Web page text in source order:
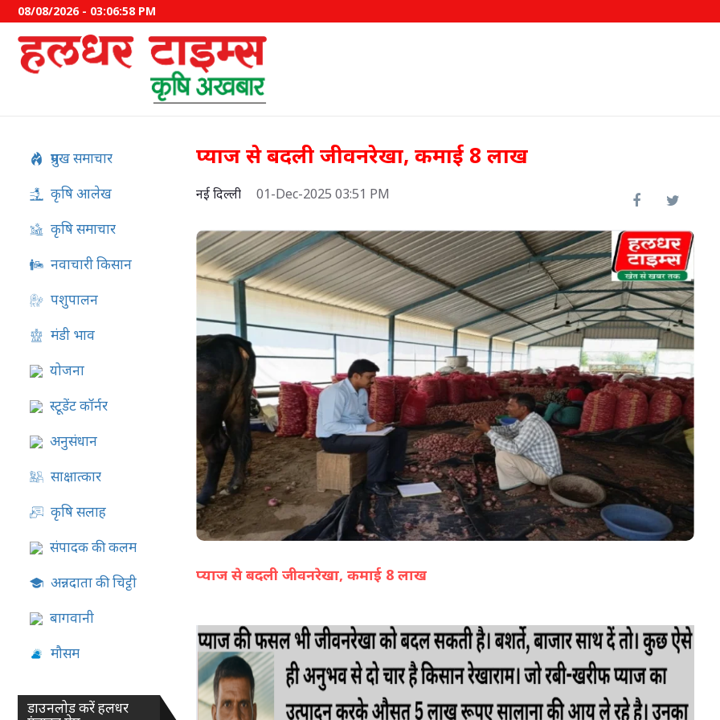
08/08/2026 - 03:06:59 PM
प्रमुख समाचार
कृषि आलेख
कृषि समाचार
नवाचारी किसान
पशुपालन
मंडी भाव
योजना
स्टूडेंट कॉर्नर
अनुसंधान
साक्षात्कार
कृषि सलाह
संपादक की कलम
अन्नदाता की चिट्ठी
बागवानी
मौसम
डाउनलोड करें हलधर
प्याज से बदली जीवनरेखा, कमाई 8 लाख
नई दिल्ली 01-Dec-2025 03:51 PM
प्याज से बदली जीवनरेखा, कमाई 8 लाख
अफ्रीकी स्वाइन फीवर का स्वदेशी टीका
विकसित
07-Aug-2026 05:13 PM
इफको-एमसी ने बाजार उतारे दो नए
उत्पाद
07-Aug-2026 05:02 PM